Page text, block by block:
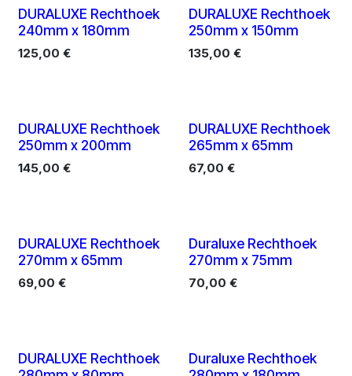
10 X
DURALUXE Rechthoek
240mm x 180mm
125,00 €
10 X
DURALUXE Rechthoek
250mm x 150mm
135,00 €
10 X
DURALUXE Rechthoek
250mm x 200mm
145,00 €
10 stuks
DURALUXE Rechthoek
265mm x 65mm
67,00 €
10 X
DURALUXE Rechthoek
270mm x 65mm
69,00 €
10 X
Duraluxe Rechthoek
270mm x 75mm
70,00 €
10 X
DURALUXE Rechthoek
10 X
Duraluxe Rechthoek